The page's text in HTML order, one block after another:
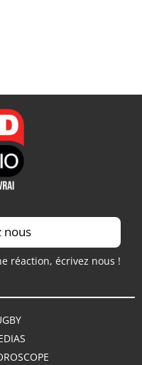
nous
réaction, écrivez nous !